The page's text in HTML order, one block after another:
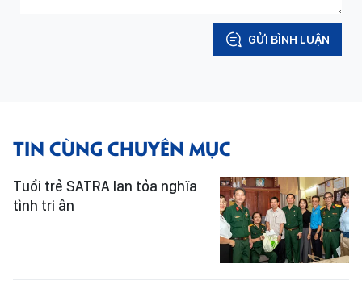
GỬI BÌNH LUẬN
TIN CÙNG CHUYÊN MỤC
Tuổi trẻ SATRA lan tỏa nghĩa
tình tri ân